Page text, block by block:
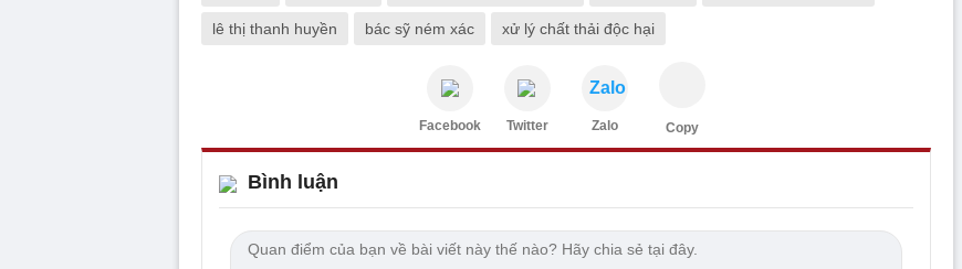
lê thị thanh huyền bác sỹ ném xác xử lý chất thải độc hại
Facebook Twitter
Zalo
Zalo Copy
Bình luận